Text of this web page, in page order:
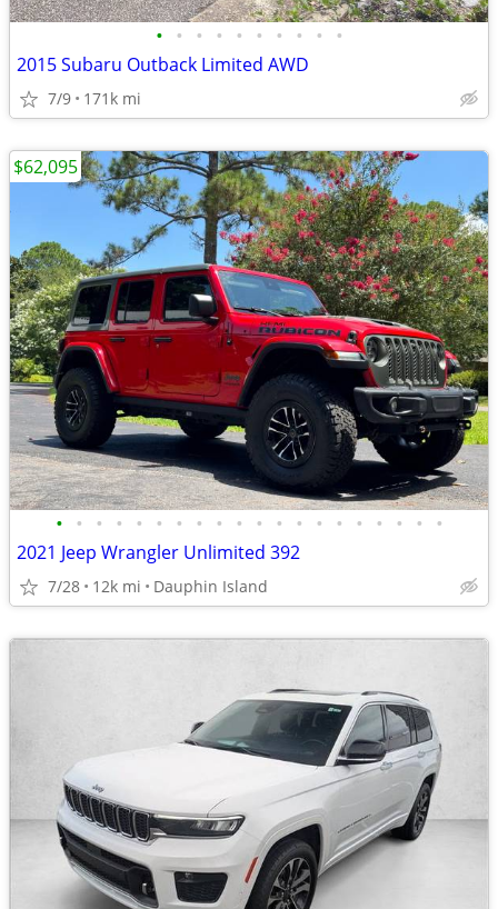
• • • • • • • • • •
2015 Subaru Outback Limited AWD
7/9 171k mi
• • • • • • • • • • • • • • • • • • • •
2021 Jeep Wrangler Unlimited 392
7/28 12k mi Dauphin Island
$62,095